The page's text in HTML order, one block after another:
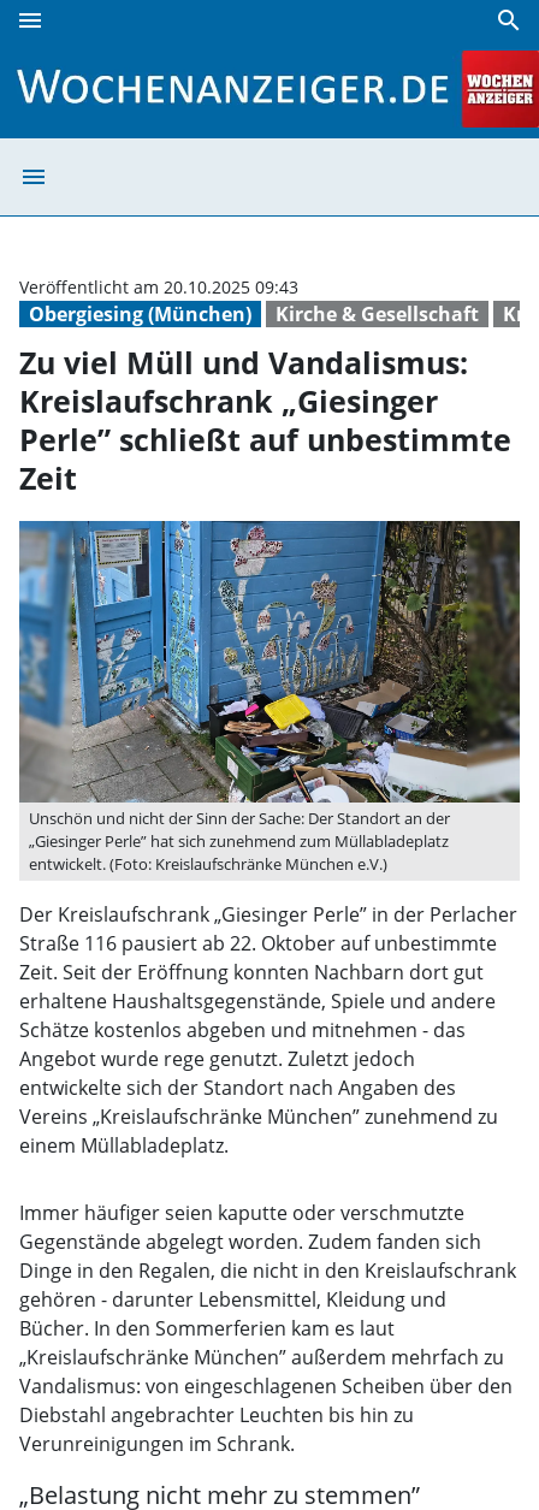
menu search
menu
Obergiesing (München) Kirche & Gesellschaft
Veröffentlicht am 20.10.2025 09:43
Zu viel Müll und Vandalismus:
Kreislaufschrank „Giesinger
Perle” schließt auf unbestimmte
Zeit
Unschön und nicht der Sinn der Sache: Der Standort an der
„Giesinger Perle” hat sich zunehmend zum Müllabladeplatz
entwickelt. (Foto: Kreislaufschränke München e.V.)
Der Kreislaufschrank „Giesinger Perle” in der Perlacher
Straße 116 pausiert ab 22. Oktober auf unbestimmte
Zeit. Seit der Eröffnung konnten Nachbarn dort gut
erhaltene Haushaltsgegenstände, Spiele und andere
Schätze kostenlos abgeben und mitnehmen - das
Angebot wurde rege genutzt. Zuletzt jedoch
entwickelte sich der Standort nach Angaben des
Vereins „Kreislaufschränke München” zunehmend zu
einem Müllabladeplatz.
Immer häufiger seien kaputte oder verschmutzte
Gegenstände abgelegt worden. Zudem fanden sich
Dinge in den Regalen, die nicht in den Kreislaufschrank
gehören - darunter Lebensmittel, Kleidung und
Bücher. In den Sommerferien kam es laut
„Kreislaufschränke München” außerdem mehrfach zu
Vandalismus: von eingeschlagenen Scheiben über den
Diebstahl angebrachter Leuchten bis hin zu
Verunreinigungen im Schrank.
„Belastung nicht mehr zu stemmen”